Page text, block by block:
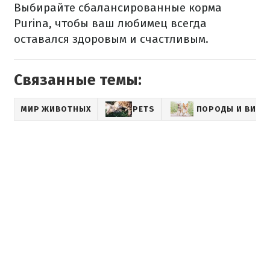
Выбирайте сбалансированные корма
Purina, чтобы ваш любимец всегда
оставался здоровым и счастливым.
Связанные темы:
МИР ЖИВОТНЫХ PETS ПОРОДЫ И ВИДЫ